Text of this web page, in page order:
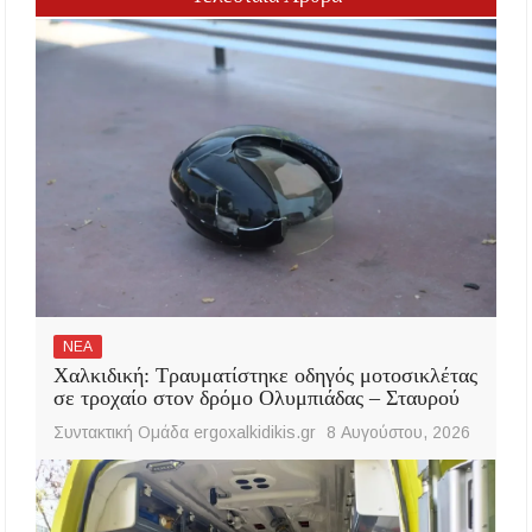
ΝΕΑ
Χαλκιδική: Τραυματίστηκε οδηγός μοτοσικλέτας
σε τροχαίο στον δρόμο Ολυμπιάδας – Σταυρού
Συντακτική Ομάδα ergoxalkidikis.gr 8 Αυγούστου, 2026